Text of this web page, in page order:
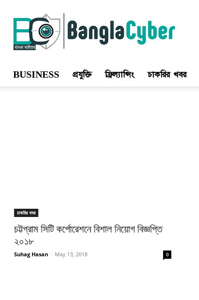
BUSINESS প্রযুক্তি ফ্রিল্যান্সিং চাকরির খবর
চাকরির খবর
চট্টগ্রাম সিটি কর্পোরেশনে বিশাল নিয়োগ বিজ্ঞপ্তি
২০১৮
Suhag Hasan - May 13, 2018 0